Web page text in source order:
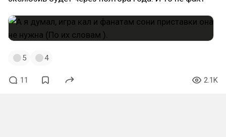
5 4
11 2.1K